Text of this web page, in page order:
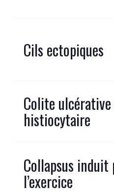
Cils ectopiques
Colite ulcérative
histiocytaire
Collapsus induit
l’exercice